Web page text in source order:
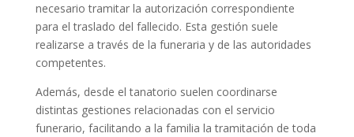
necesario tramitar la autorización correspondiente
para el traslado del fallecido. Esta gestión suele
realizarse a través de la funeraria y de las autoridades
competentes.
Además, desde el tanatorio suelen coordinarse
distintas gestiones relacionadas con el servicio
funerario, facilitando a la familia la tramitación de toda